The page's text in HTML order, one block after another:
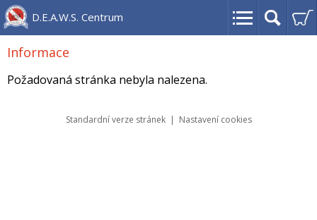
D.E.A.W.S. Centrum
Informace
Požadovaná stránka nebyla nalezena.
Standardní verze stránek| Nastavení cookies